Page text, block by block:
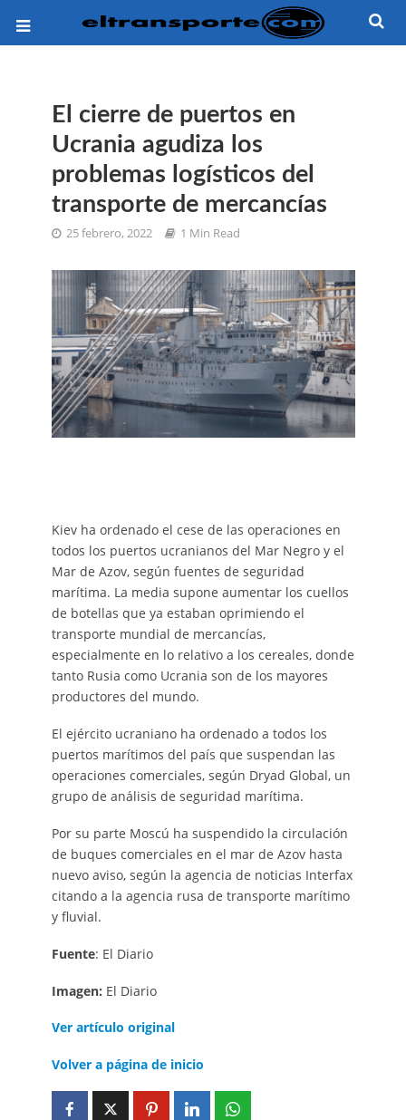
El cierre de puertos en
Ucrania agudiza los
problemas logísticos del
transporte de mercancías
25 febrero, 2022 1 Min Read
Kiev ha ordenado el cese de las operaciones en
todos los puertos ucranianos del Mar Negro y el
Mar de Azov, según fuentes de seguridad
marítima. La media supone aumentar los cuellos
de botellas que ya estaban oprimiendo el
transporte mundial de mercancías,
especialmente en lo relativo a los cereales, donde
tanto Rusia como Ucrania son de los mayores
productores del mundo.
El ejército ucraniano ha ordenado a todos los
puertos marítimos del país que suspendan las
operaciones comerciales, según Dryad Global, un
grupo de análisis de seguridad marítima.
Por su parte Moscú ha suspendido la circulación
de buques comerciales en el mar de Azov hasta
nuevo aviso, según la agencia de noticias Interfax
citando a la agencia rusa de transporte marítimo
y fluvial.
Fuente: El Diario
Imagen: El Diario
Ver artículo original
Volver a página de inicio